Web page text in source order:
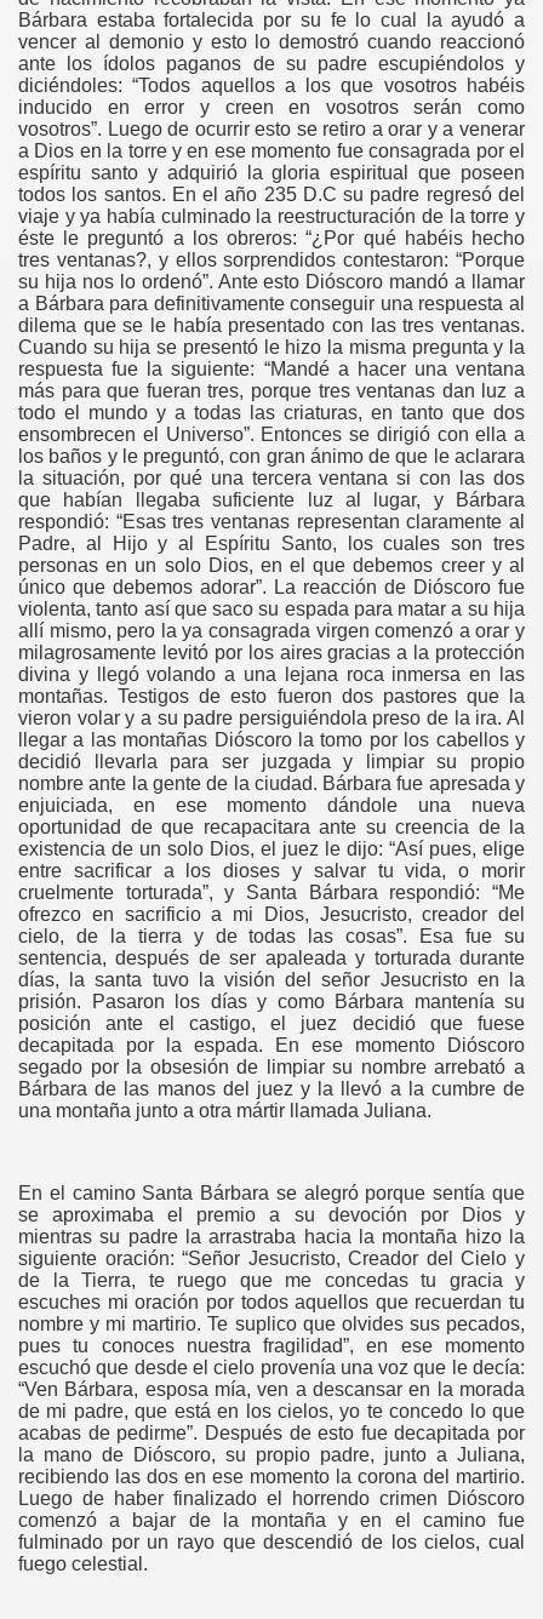
Bárbara estaba fortalecida por su fe lo cual la ayudó a
vencer al demonio y esto lo demostró cuando reaccionó
ante los ídolos paganos de su padre escupiéndolos y
diciéndoles: “Todos aquellos a los que vosotros habéis
inducido en error y creen en vosotros serán como
vosotros”. Luego de ocurrir esto se retiro a orar y a venerar
a Dios en la torre y en ese momento fue consagrada por el
espíritu santo y adquirió la gloria espiritual que poseen
todos los santos. En el año 235 D.C su padre regresó del
viaje y ya había culminado la reestructuración de la torre y
éste le preguntó a los obreros: “¿Por qué habéis hecho
tres ventanas?, y ellos sorprendidos contestaron: “Porque
su hija nos lo ordenó”. Ante esto Dióscoro mandó a llamar
a Bárbara para definitivamente conseguir una respuesta al
dilema que se le había presentado con las tres ventanas.
Cuando su hija se presentó le hizo la misma pregunta y la
respuesta fue la siguiente: “Mandé a hacer una ventana
más para que fueran tres, porque tres ventanas dan luz a
todo el mundo y a todas las criaturas, en tanto que dos
ensombrecen el Universo”. Entonces se dirigió con ella a
los baños y le preguntó, con gran ánimo de que le aclarara
la situación, por qué una tercera ventana si con las dos
que habían llegaba suficiente luz al lugar, y Bárbara
respondió: “Esas tres ventanas representan claramente al
Padre, al Hijo y al Espíritu Santo, los cuales son tres
personas en un solo Dios, en el que debemos creer y al
único que debemos adorar”. La reacción de Dióscoro fue
violenta, tanto así que saco su espada para matar a su hija
allí mismo, pero la ya consagrada virgen comenzó a orar y
milagrosamente levitó por los aires gracias a la protección
divina y llegó volando a una lejana roca inmersa en las
montañas. Testigos de esto fueron dos pastores que la
vieron volar y a su padre persiguiéndola preso de la ira. Al
llegar a las montañas Dióscoro la tomo por los cabellos y
decidió llevarla para ser juzgada y limpiar su propio
nombre ante la gente de la ciudad. Bárbara fue apresada y
enjuiciada, en ese momento dándole una nueva
oportunidad de que recapacitara ante su creencia de la
existencia de un solo Dios, el juez le dijo: “Así pues, elige
entre sacrificar a los dioses y salvar tu vida, o morir
cruelmente torturada”, y Santa Bárbara respondió: “Me
ofrezco en sacrificio a mi Dios, Jesucristo, creador del
cielo, de la tierra y de todas las cosas”. Esa fue su
sentencia, después de ser apaleada y torturada durante
días, la santa tuvo la visión del señor Jesucristo en la
prisión. Pasaron los días y como Bárbara mantenía su
posición ante el castigo, el juez decidió que fuese
decapitada por la espada. En ese momento Dióscoro
segado por la obsesión de limpiar su nombre arrebató a
Bárbara de las manos del juez y la llevó a la cumbre de
una montaña junto a otra mártir llamada Juliana.
En el camino Santa Bárbara se alegró porque sentía que
se aproximaba el premio a su devoción por Dios y
mientras su padre la arrastraba hacia la montaña hizo la
siguiente oración: “Señor Jesucristo, Creador del Cielo y
de la Tierra, te ruego que me concedas tu gracia y
escuches mi oración por todos aquellos que recuerdan tu
nombre y mi martirio. Te suplico que olvides sus pecados,
pues tu conoces nuestra fragilidad”, en ese momento
escuchó que desde el cielo provenía una voz que le decía:
“Ven Bárbara, esposa mía, ven a descansar en la morada
de mi padre, que está en los cielos, yo te concedo lo que
acabas de pedirme”. Después de esto fue decapitada por
la mano de Dióscoro, su propio padre, junto a Juliana,
recibiendo las dos en ese momento la corona del martirio.
Luego de haber finalizado el horrendo crimen Dióscoro
comenzó a bajar de la montaña y en el camino fue
fulminado por un rayo que descendió de los cielos, cual
fuego celestial.